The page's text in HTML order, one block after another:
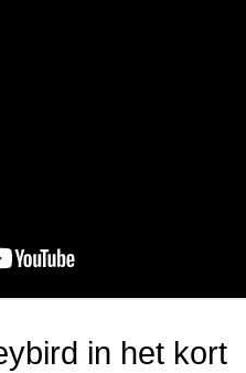
in het kort